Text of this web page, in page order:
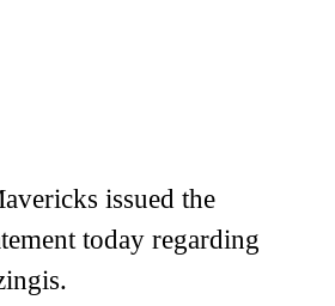
issued the
today regarding